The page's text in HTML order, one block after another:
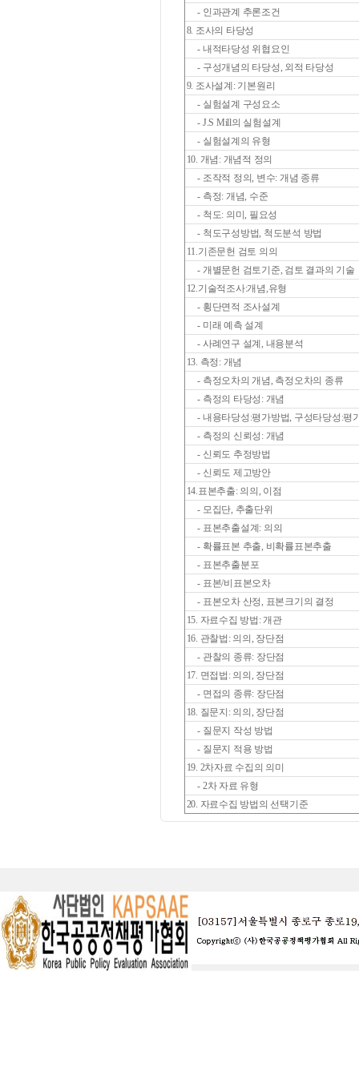
- 인과관계 추론조건
8. 조사의 타당성
- 내적타당성 위협요인
- 구성개념의 타당성, 외적 타당성
9. 조사설계: 기본원리
- 실험설계 구성요소
- J.S Mill의 실험설계
- 실험설계의 유형
10. 개념: 개념적 정의
- 조작적 정의, 변수: 개념 종류
- 측정: 개념, 수준
- 척도: 의미, 필요성
- 척도구성방법, 척도분석 방법
11.기존문헌 검토 의의
- 개별문헌 검토기준, 검토 결과의 기술
12.기술적조사:개념,유형
- 횡단면적 조사설계
- 미래 예측 설계
- 사례연구 설계, 내용분석
13. 측정: 개념
- 측정오차의 개념, 측정오차의 종류
- 측정의 타당성: 개념
- 내용타당성:평가방법, 구성타당성:평
- 측정의 신뢰성: 개념
- 신뢰도 추정방법
- 신뢰도 제고방안
14.표본추출: 의의, 이점
- 모집단, 추출단위
- 표본추출설계: 의의
- 확률표본 추출, 비확률표본추출
- 표본추출분포
- 표본/비표본오차
- 표본오차 산정, 표본크기의 결정
15. 자료수집 방법: 개관
16. 관찰법: 의의, 장단점
- 관찰의 종류: 장단점
17. 면접법: 의의, 장단점
- 면접의 종류: 장단점
18. 질문지: 의의, 장단점
- 질문지 작성 방법
- 질문지 적용 방법
19. 2차자료 수집의 의미
- 2차 자료 유형
20. 자료수집 방법의 선택기준